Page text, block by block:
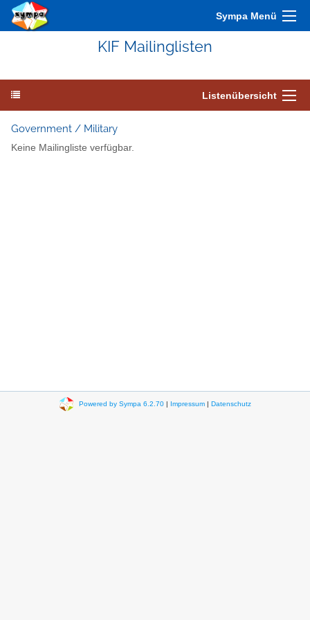
Sympa Menü
KIF Mailinglisten
Listenübersicht
Government / Military
Keine Mailingliste verfügbar.
Powered by Sympa 6.2.70| Impressum| Datenschutz